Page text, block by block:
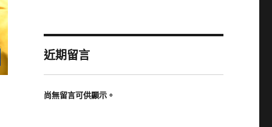
近期留言
尚無留言可供顯示。